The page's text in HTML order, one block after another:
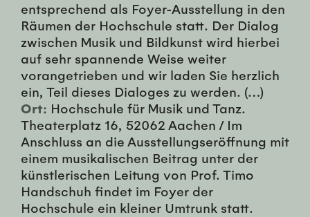
entsprechend als Foyer-Ausstellung in den
Räumen der Hochschule statt. Der Dialog
zwischen Musik und Bildkunst wird hierbei
auf sehr spannende Weise weiter
vorangetrieben und wir laden Sie herzlich
ein, Teil dieses Dialoges zu werden. (…)
Ort: Hochschule für Musik und Tanz.
Theaterplatz 16, 52062 Aachen / Im
Anschluss an die Ausstellungseröffnung mit
einem musikalischen Beitrag unter der
künstlerischen Leitung von Prof. Timo
Handschuh findet im Foyer der
Hochschule ein kleiner Umtrunk statt.